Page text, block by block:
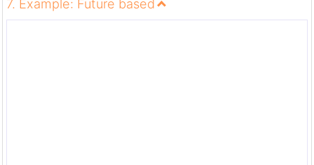
7. Example: Future based